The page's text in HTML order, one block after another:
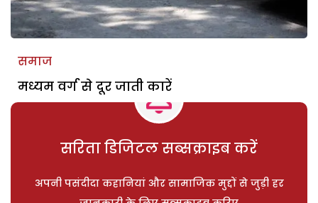
समाज
मध्यम वर्ग से दूर जाती कारें
सरिता डिजिटल सब्सक्राइब करें
अपनी पसंदीदा कहानियां और सामाजिक मुद्दों से जुड़ी हर